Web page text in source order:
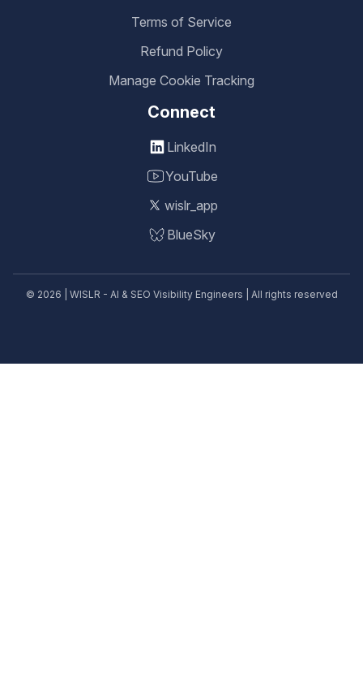
Terms of Service
Refund Policy
Manage Cookie Tracking
Connect
LinkedIn
YouTube
wislr_app
BlueSky
© 2026 | WISLR - AI & SEO Visibility Engineers | All rights reserved